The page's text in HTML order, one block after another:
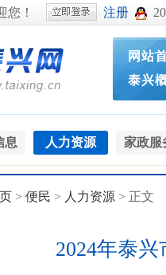
您！ 注册
网站
泰兴
息 人力资源 家政服
> 便民 > 人力资源 > 正文
2024年泰